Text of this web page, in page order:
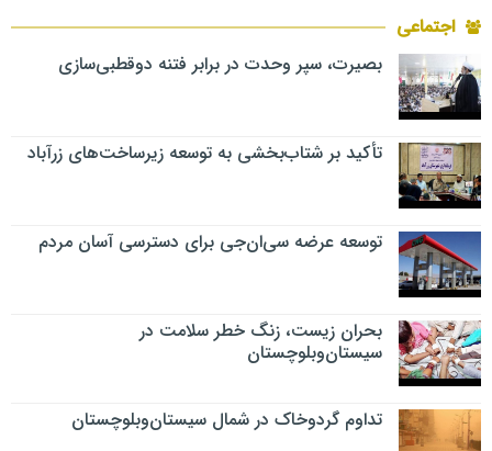
اجتماعی
بصیرت، سپر وحدت در برابر فتنه دوقطبی‌سازی
تأکید بر شتاب‌بخشی به توسعه زیرساخت‌های زرآباد
توسعه عرضه سی‌ان‌جی برای دسترسی آسان مردم
بحران زیست، زنگ خطر سلامت در
سیستان‌وبلوچستان
تداوم گردوخاک در شمال سیستان‌وبلوچستان